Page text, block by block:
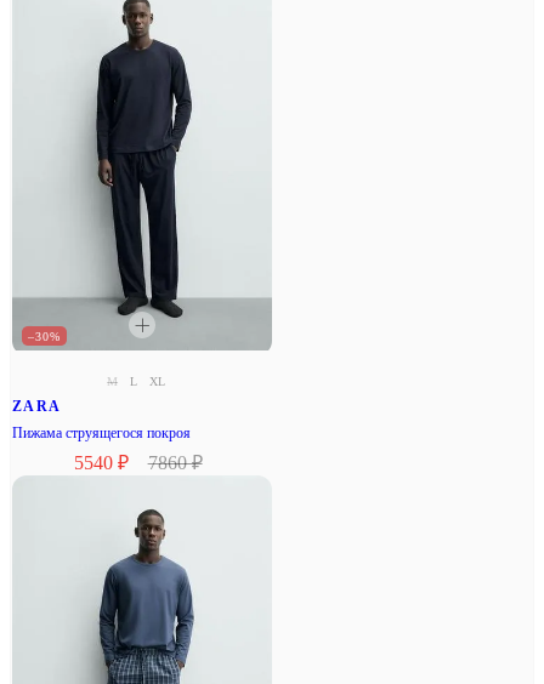
–30%
M L XL
ZARA
Пижама струящегося покроя
5540 ₽ 7860 ₽